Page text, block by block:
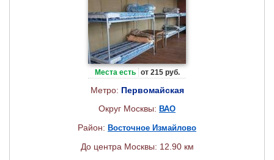
Места есть от 215 руб.
Метро: Первомайская
Округ Москвы: ВАО
Район: Восточное Измайлово
До центра Москвы: 12.90 км